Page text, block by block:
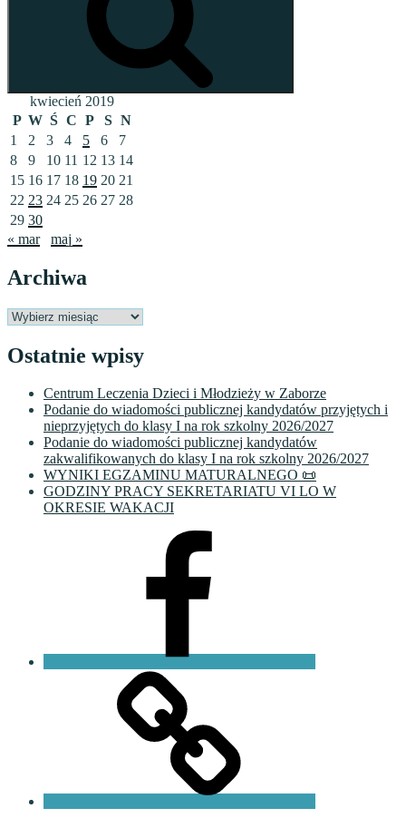
kwiecień 2019
P W Ś C P S N
1
2 3 4 5 6
7
8
9 10 11 12 13 14
15 16 17 18 19 20 21
22 23 24 25 26 27 28
29 30
« mar
maj »
Archiwa
Archiwa
Ostatnie wpisy
Centrum Leczenia Dzieci i Młodzieży w Zaborze
Podanie do wiadomości publicznej kandydatów przyjętych i
nieprzyjętych do klasy I na rok szkolny 2026/2027
Podanie do wiadomości publicznej kandydatów
zakwalifikowanych do klasy I na rok szkolny 2026/2027
WYNIKI EGZAMINU MATURALNEGO 📜
GODZINY PRACY SEKRETARIATU VI LO W
OKRESIE WAKACJI